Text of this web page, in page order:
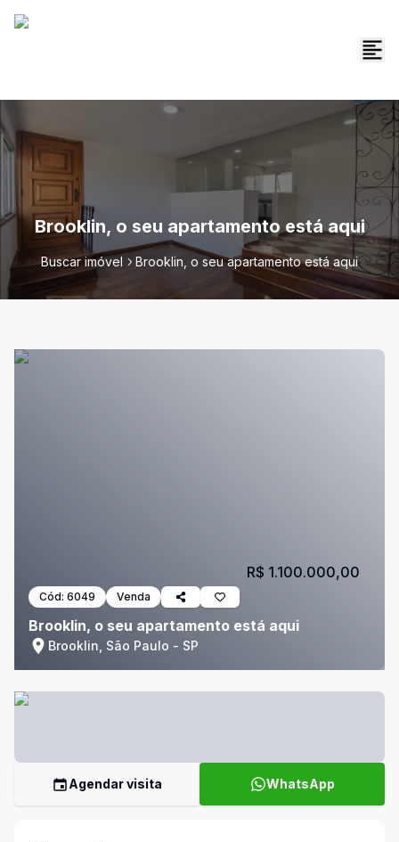
Brooklin, o seu apartamento está aqui
Buscar imóvel Brooklin, o seu apartamento está aqui
Cód: 6049 Venda
Brooklin, o seu apartamento está aqui
Brooklin, São Paulo - SP
R$ 1.100.000,00
Agendar visita WhatsApp